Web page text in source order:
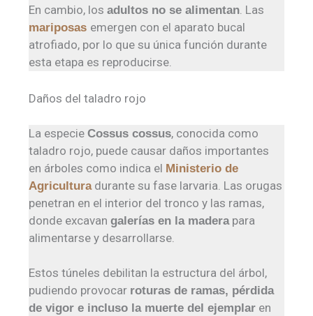
En cambio, losadultos no se alimentan . Las
mariposas emergen con el aparato bucal
atrofiado, por lo que su única función durante
esta etapa es reproducirse.
Daños del taladro rojo
La especieCossus cossus, conocida como
taladro rojo, puede causar daños importantes
en árboles como indica el Ministerio de
Agriculturadurante su fase larvaria. Las orugas
penetran en el interior del tronco y las ramas,
donde excavangalerías en la maderapara
alimentarse y desarrollarse.
Estos túneles debilitan la estructura del árbol,
pudiendo provocar roturas de ramas, pérdida
de vigor e incluso la muerte del ejemplar en